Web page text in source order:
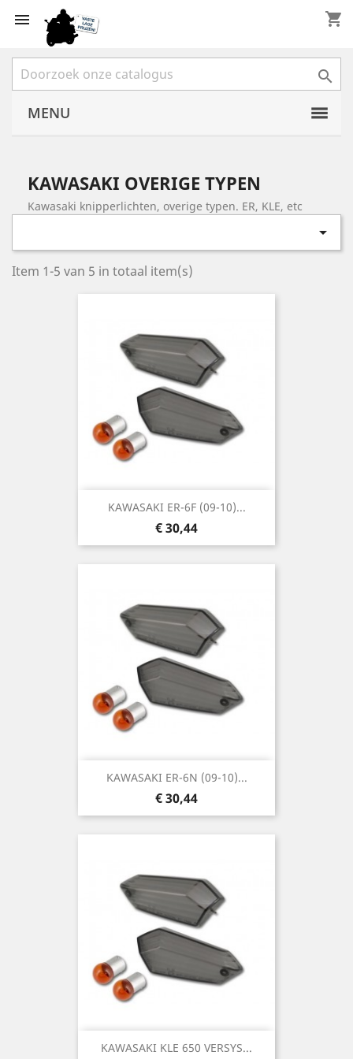
 shopping_cart

MENU
KAWASAKI OVERIGE TYPEN
Kawasaki knipperlichten, overige typen. ER, KLE, etc

Item 1-5 van 5 in totaal item(s)
KAWASAKI ER-6F (09-10)...
Prijs
€ 30,44
KAWASAKI ER-6N (09-10)...
Prijs
€ 30,44
KAWASAKI KLE 650 VERSYS...